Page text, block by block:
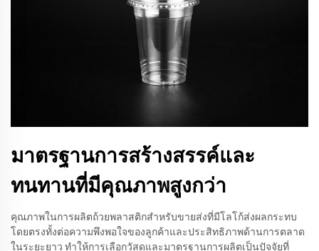
มาตรฐานการสร้างสรรค์และ
ทนทานที่มีคุณภาพสูงกว่า
คุณภาพในการผลิตถ้วยพลาสติกสำหรับขายส่งที่มีโลโก้ส่งผลกระทบ
โดยตรงทั้งต่อความพึงพอใจของลูกค้าและประสิทธิภาพด้านการตลาด
ในระยะยาว ทำให้การเลือกวัสดุและมาตรฐานการผลิตเป็นปัจจัยที่